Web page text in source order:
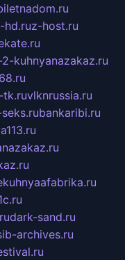
hd.ruz-host.ru
kuhnyanazakaz.ru
tk.ruvlknrussia.ru
bankaribi.ru
dark-sand.ru
archives.ru